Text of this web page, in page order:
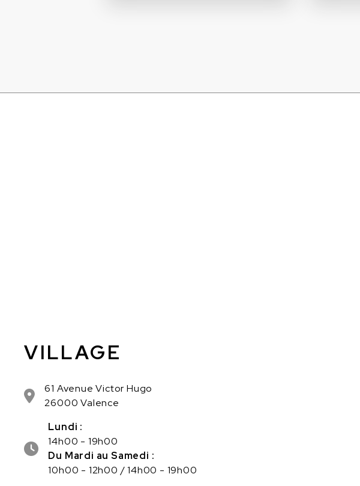
VILLAGE
61 Avenue Victor Hugo
26000 Valence
Lundi :
14h00 - 19h00
Du Mardi au Samedi :
10h00 - 12h00 / 14h00 - 19h00